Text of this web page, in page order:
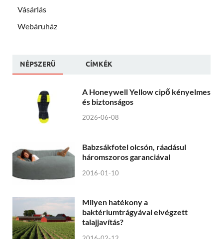
Vásárlás
Webáruház
NÉPSZERÜ CÍMKÉK
A Honeywell Yellow cipő kényelmes
és biztonságos
2026-06-08
Babzsákfotel olcsón, ráadásul
háromszoros garanciával
2016-01-10
Milyen hatékony a
baktériumtrágyával elvégzett
talajjavítás?